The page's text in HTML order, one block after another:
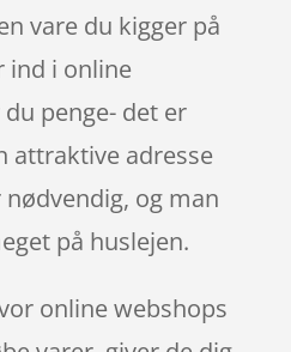
vare du kigger på
ind i online
penge- det er
attraktive adresse
og man
på huslejen.
online webshops